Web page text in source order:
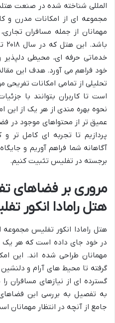
المللی شناخته شده در صنعت
مجموعه ای از امکانات مدرن و
مهمانان از جمله مسافران
خدماتی حرفه ای، محیطی دلپذیر
خود فراهم می آورد. هدف این
تحلیلی از تمامی امکانات تفریحی
است تا کاربران بتوانند با
نحوه بهره مندی از هر یک از این
عمیق تر از محتواهای موجود در
پردازیم تا تجربه ای کامل تر و
آگاهانه شما فراهم آوریم و
برجسته در تفلیس تثبیت کنیم.
مروری بر فضاهای
هتل رامادا انکور
هتل رامادا انکور تفلیس مجموعه
در خود جای داده است که هر یک
مهمانان طراحی شده اند. این
گرفته تا محیط های آرام و
گسترده ای از نیازهای
به تفصیل به بررسی این
جامع از آنچه در انتظار مهمانان